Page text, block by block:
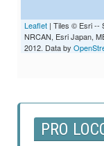
Leaflet | Tiles © Esri --
NRCAN, Esri Japan,
2012. Data by
PRO